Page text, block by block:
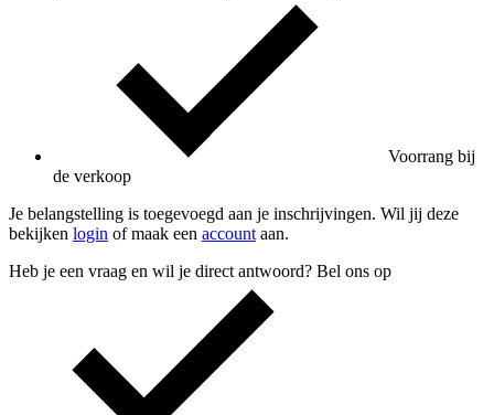
Voorrang bij
de verkoop
Je belangstelling is toegevoegd aan je inschrijvingen. Wil jij deze
bekijken login of maak een account aan.
Heb je een vraag en wil je direct antwoord? Bel ons op